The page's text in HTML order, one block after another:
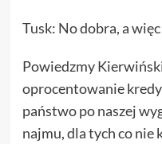
Tusk: No dobra, a więc
Powiedzmy
oprocentowanie
państwo po naszej
najmu, dla tych co nie